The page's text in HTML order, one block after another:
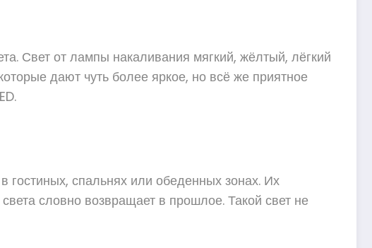
Свет от лампы накаливания мягкий, жёлтый, лёгкий
дают чуть более яркое, но всё же приятное
спальнях или обеденных зонах. Их
словно возвращает в прошлое. Такой свет не